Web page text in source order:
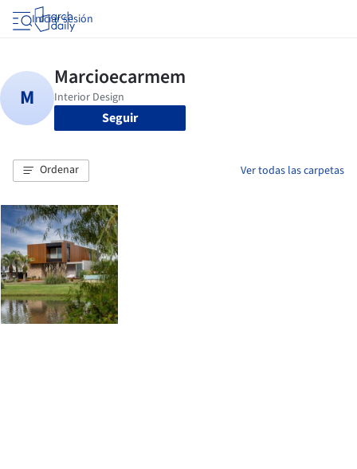
Iniciar sesión
Seguir
Ordenar Ver todas las carpetas